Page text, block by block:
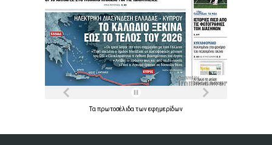
Ταπρωτοσέλιδατωνεφημερίδων